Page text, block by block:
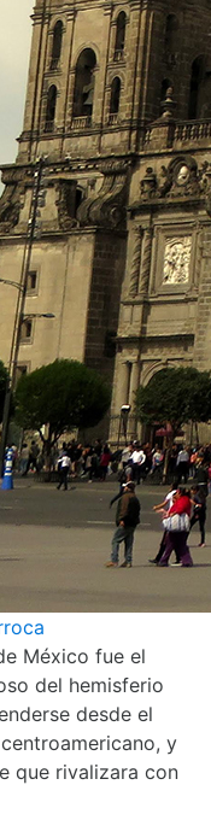
México fue el
del hemisferio
desde el
y
que rivalizara con